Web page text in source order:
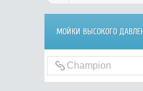
Champion
МОЙКИ ВЫСОКОГО